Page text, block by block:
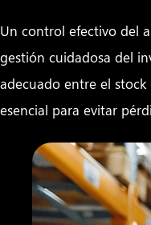
Un control efectivo del
gestión cuidadosa del
adecuado entre el
esencial para evitar